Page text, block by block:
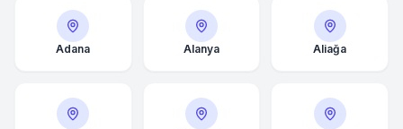
Adana Alanya Aliağa